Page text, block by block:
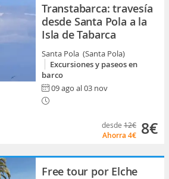
Transtabarca: travesía
desde Santa Pola a la
Isla de Tabarca
Santa Pola (Santa Pola)
Excursiones y paseos en
barco
09 ago al 03 nov
desde 12€
Ahorra 4€ 8€
Free tour por Elche